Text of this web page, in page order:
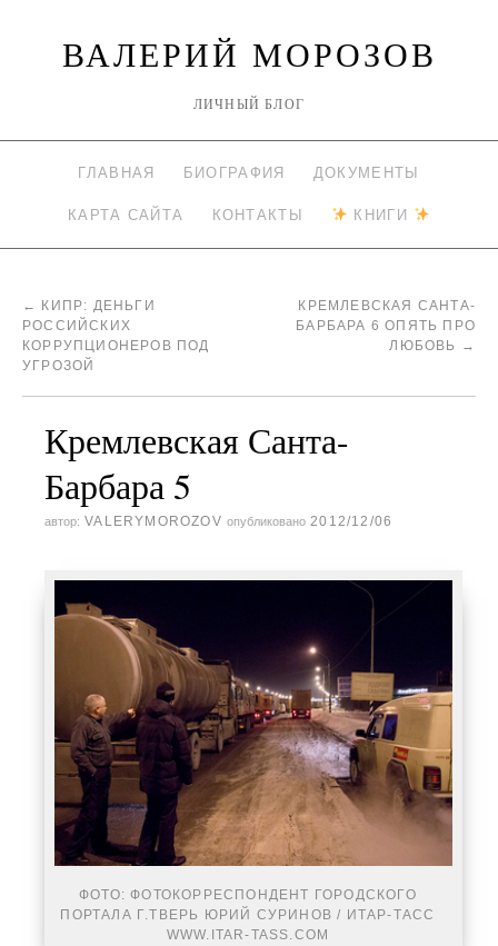
ВАЛЕРИЙ МОРОЗОВ
ЛИЧНЫЙ БЛОГ
ГЛАВНАЯ БИОГРАФИЯ ДОКУМЕНТЫ
КАРТА САЙТА КОНТАКТЫ КНИГИ
←
КИПР: ДЕНЬГИ
РОССИЙСКИХ
КОРРУПЦИОНЕРОВ ПОД
УГРОЗОЙ
КРЕМЛЕВСКАЯ САНТА-
БАРБАРА 6 ОПЯТЬ ПРО
ЛЮБОВЬ →
Кремлевская Санта-
Барбара 5
автор: VALERYMOROZOV опубликовано 2012/12/06
ФОТО: ФОТОКОРРЕСПОНДЕНТ ГОРОДСКОГО
ПОРТАЛА Г.ТВЕРЬ ЮРИЙ СУРИНОВ / ИТАР-ТАСС
WWW.ITAR-TASS.COM